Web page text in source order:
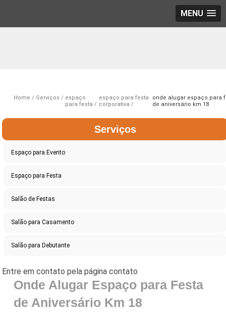
MENU
Home Serviços
espaço
para festa
espaço para festa
corporativa
onde alugar espaço para
de aniversário km 18
Serviços
Espaço para Evento
Espaço para Festa
Salão de Festas
Salão para Casamento
Salão para Debutante
Onde Alugar Espaço para Festa
de Aniversário Km 18